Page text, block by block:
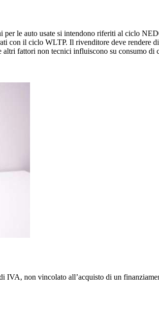
per le auto usate si intendono riferiti al ciclo
con il ciclo WLTP. Il rivenditore deve
altri fattori non tecnici influiscono su consumo
IVA, non vincolato all’acquisto di un